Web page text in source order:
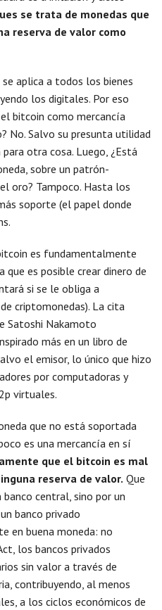
se trata de monedas que
reserva de valor como
aplica a todos los bienes
los digitales. Por eso
bitcoin como mercancía
No. Salvo su presunta utilidad
otra cosa. Luego, ¿Está
sobre un patrón-
oro? Tampoco. Hasta los
soporte (el papel donde
es fundamentalmente
que es posible crear dinero de
si se le obliga a
criptomonedas). La cita
Satoshi Nakamoto
más en un libro de
el emisor, lo único que hizo
por computadoras y
virtuales.
que no está soportada
es una mercancía en sí
que el bitcoin es mal
reserva de valor. Que
central, sino por un
banco privado
en buena moneda: no
los bancos privados
sin valor a través de
contribuyendo, al menos
a los ciclos económicos de